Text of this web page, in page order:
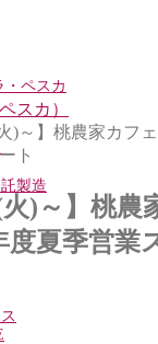
・ペスカ
製造
スカ）
火)～】桃農家カ
ト
火)～】桃
夏季営業